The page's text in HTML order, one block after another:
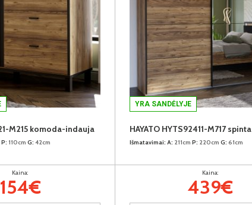
M215 komoda-indauja
P: 110cm G: 42cm
Kaina:
154€
YRA SANDĖLYJE
HAYATO HYTS92411-M717 spinta
Išmatavimai: A: 211cm P: 220cm G: 61cm
Kaina:
439€